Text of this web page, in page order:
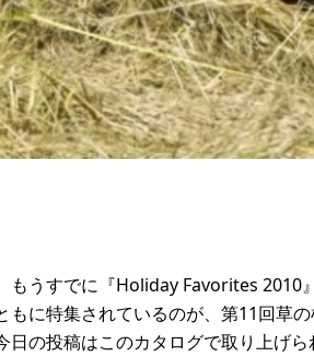
うすでに『Holiday Favorites 2010
もに特集されているのが、第11回草
の投稿はこのカタログで取り上げら